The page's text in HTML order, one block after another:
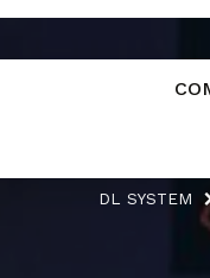
DL SYSTEM